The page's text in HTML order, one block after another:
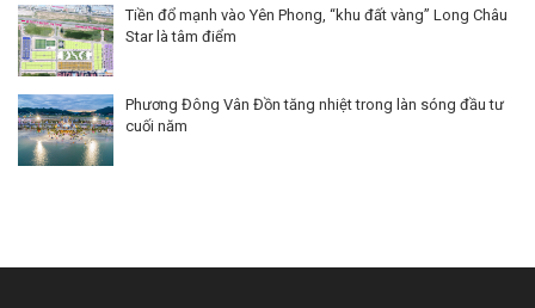
Nhân dịp kỷ niệm 15 năm thành lập, Đất Xanh Miền Bắc triển khai chương
trình quà tặng lên tới 400 triệu đồng dành riêng cho khách hàng Tecco
Elite City.
Căn hộ Tecco Diamond giải “cơn khát” căn hộ vừa túi tiền
cho gia đình trẻ